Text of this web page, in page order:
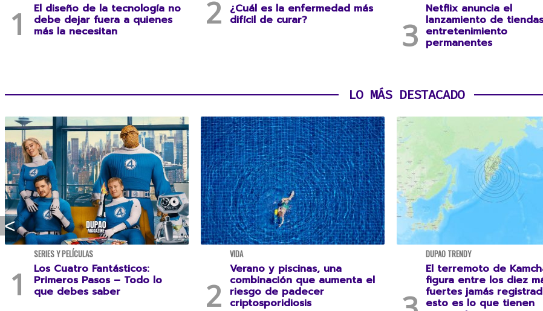
El diseño de la tecnología no
debe dejar fuera a quienes
más la necesitan
¿Cuál es la enfermedad más
difícil de curar?
Netflix anuncia el
lanzamiento de
entretenimiento
permanentes
LO MÁS DESTACADO
SERIES Y PELÍCULAS
Los Cuatro Fantásticos:
Primeros Pasos – Todo lo
que debes saber
VIDA
Verano y piscinas, una
combinación que aumenta el
riesgo de padecer
criptosporidiosis
DUPAO TRENDY
El terremoto de
figura entre los diez
fuertes jamás
esto es lo que tienen